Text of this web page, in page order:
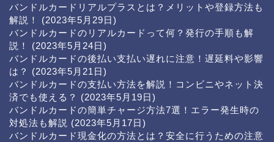
バンドルカードリアルプラスとは？メリットや登録方法も
解説！
(2023年5月29日)
バンドルカードのリアルカードって何？発行の手順も解
説！
(2023年5月24日)
バンドルカードの後払い支払い遅れに注意！遅延料や影響
は？
(2023年5月21日)
バンドルカードの支払い方法を解説！コンビニやネット決
済でも使える？
(2023年5月19日)
バンドルカードの簡単チャージ方法7選！エラー発生時の
対処法も解説 (2023年5月17日)
バンドルカード現金化の方法とは？安全に行うための注意